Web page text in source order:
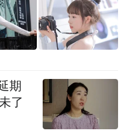
括在内的视频、图片或音
“大风号”用户上传并发
服务。
uploaded and posted
is a social media
information storage
期
了